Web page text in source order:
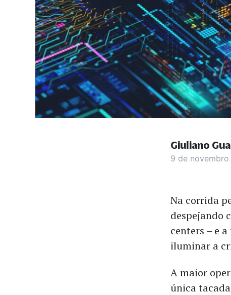
9 de
Na corrida
despejando
centers – e
iluminar a
A maior
única
Giuliano